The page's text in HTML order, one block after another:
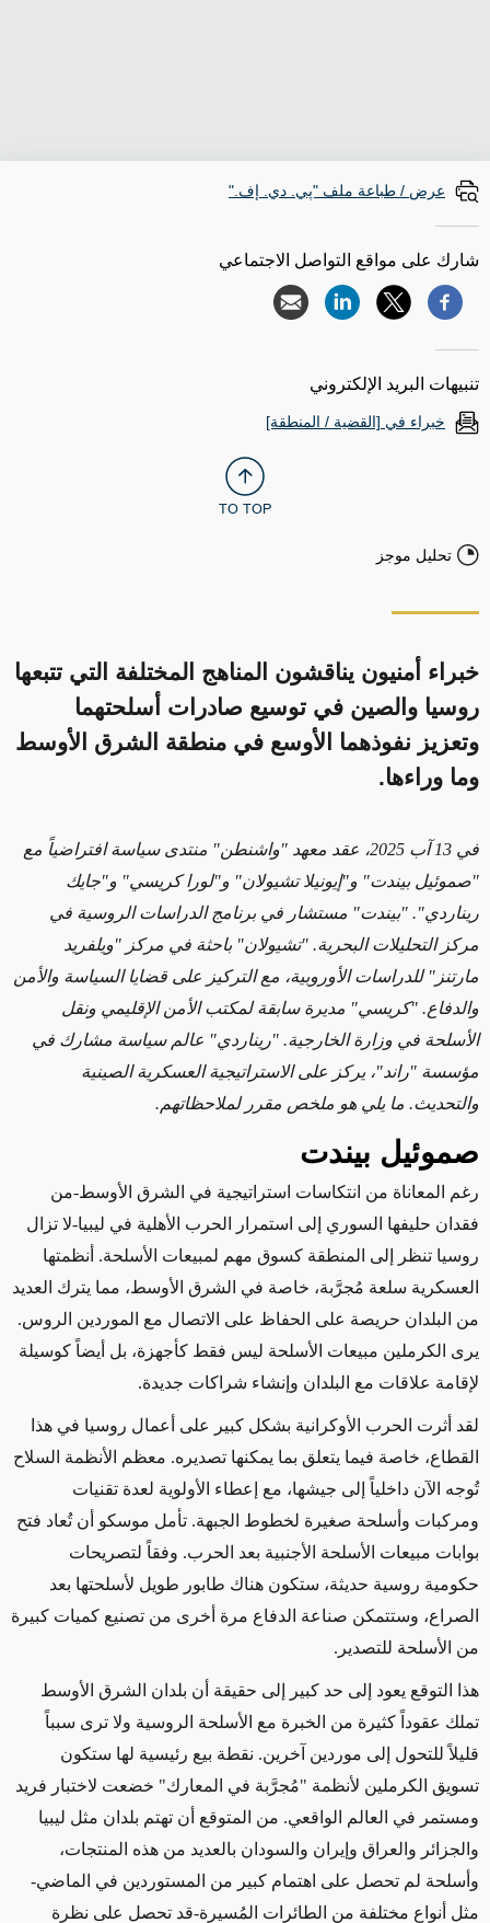
تحليل موجز
خبراء أمنيون يناقشون المناهج المختلفة التي تتبعها
روسيا والصين في توسيع صادرات أسلحتهما
وتعزيز نفوذهما الأوسع في منطقة الشرق الأوسط
وما وراءها.
في 13 آب 2025، عقد معهد "واشنطن" منتدى سياسة افتراضياً مع
"صموئيل بيندت" و"إيونيلا تشيولان" و"لورا كريسي" و"جايك
ريناردي". "بيندت" مستشار في برنامج الدراسات الروسية في
مركز التحليلات البحرية. "تشيولان" باحثة في مركز "ويلفريد
مارتنز" للدراسات الأوروبية، مع التركيز على قضايا السياسة والأمن
والدفاع. "كريسي" مديرة سابقة لمكتب الأمن الإقليمي ونقل
الأسلحة في وزارة الخارجية. "ريناردي" عالم سياسة مشارك في
مؤسسة "راند"، يركز على الاستراتيجية العسكرية الصينية
والتحديث. ما يلي هو ملخص مقرر لملاحظاتهم.
صموئيل بيندت
رغم المعاناة من انتكاسات استراتيجية في الشرق الأوسط-من
فقدان حليفها السوري إلى استمرار الحرب الأهلية في ليبيا-لا تزال
روسيا تنظر إلى المنطقة كسوق مهم لمبيعات الأسلحة. أنظمتها
العسكرية سلعة مُجرَّبة، خاصة في الشرق الأوسط، مما يترك العديد
من البلدان حريصة على الحفاظ على الاتصال مع الموردين الروس.
يرى الكرملين مبيعات الأسلحة ليس فقط كأجهزة، بل أيضاً كوسيلة
لإقامة علاقات مع البلدان وإنشاء شراكات جديدة.
لقد أثرت الحرب الأوكرانية بشكل كبير على أعمال روسيا في هذا
القطاع، خاصة فيما يتعلق بما يمكنها تصديره. معظم الأنظمة السلاح
تُوجه الآن داخلياً إلى جيشها، مع إعطاء الأولوية لعدة تقنيات
ومركبات وأسلحة صغيرة لخطوط الجبهة. تأمل موسكو أن تُعاد فتح
بوابات مبيعات الأسلحة الأجنبية بعد الحرب. وفقاً لتصريحات
حكومية روسية حديثة، ستكون هناك طابور طويل لأسلحتها بعد
الصراع، وستتمكن صناعة الدفاع مرة أخرى من تصنيع كميات كبيرة
من الأسلحة للتصدير.
هذا التوقع يعود إلى حد كبير إلى حقيقة أن بلدان الشرق الأوسط
تملك عقوداً كثيرة من الخبرة مع الأسلحة الروسية ولا ترى سبباً
قليلاً للتحول إلى موردين آخرين. نقطة بيع رئيسية لها ستكون
تسويق الكرملين لأنظمة "مُجرَّبة في المعارك" خضعت لاختبار فريد
ومستمر في العالم الواقعي. من المتوقع أن تهتم بلدان مثل ليبيا
والجزائر والعراق وإيران والسودان بالعديد من هذه المنتجات،
وأسلحة لم تحصل على اهتمام كبير من المستوردين في الماضي-
مثل أنواع مختلفة من الطائرات المُسيرة-قد تحصل على نظرة
عرض / طباعة ملف "پي. دي. إف."
شارك على مواقع التواصل الاجتماعي
تنبيهات البريد الإلكتروني
خبراء في [القضية / المنطقة]
TO TOP